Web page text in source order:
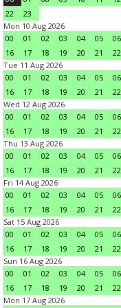
22
23
Mon 10 Aug 2026
00
01 02 03 04 05 06
16
17 18 19 20 21 22
Tue 11 Aug 2026
00
01 02 03 04 05 06
16
17 18 19 20 21 22
Wed 12 Aug 2026
00
01 02 03 04 05 06
16
17 18 19 20 21 22
Thu 13 Aug 2026
00
01 02 03 04 05 06
16
17 18 19 20 21 22
Fri 14 Aug 2026
00
01 02 03 04 05 06
16
17 18 19 20 21 22
Sat 15 Aug 2026
00
01 02 03 04 05 06
16
17 18 19 20 21 22
Sun 16 Aug 2026
00
01 02 03 04 05 06
16
17 18 19 20 21 22
Mon 17 Aug 2026